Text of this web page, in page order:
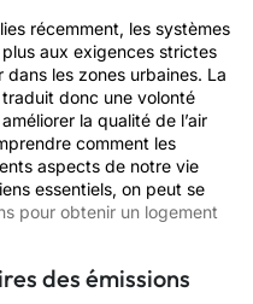
récemment, les systèmes
aux exigences strictes
les zones urbaines. La
donc une volonté
la qualité de l’air
comment les
aspects de notre vie
essentiels, on peut se
pour obtenir un logement
des émissions